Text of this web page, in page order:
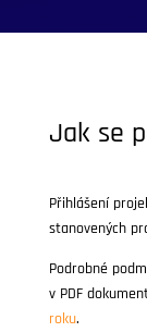
Jak se
Přihlášení
stanovených
Podrobné
v PDF
roku.